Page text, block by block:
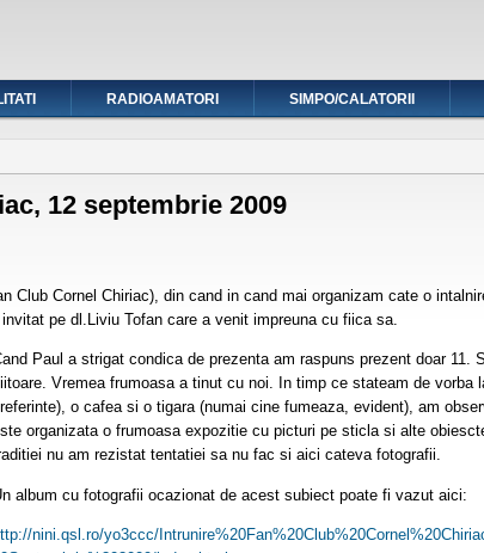
RADIOAMATORI SIMPO/CALATORII
12 septembrie 2009
Club Cornel Chiriac), din cand in cand mai organizam cate o
pe dl.Liviu Tofan care a venit impreuna cu fiica sa.
Paul a strigat condica de prezenta am raspuns prezent doar 11.
Vremea frumoasa a tinut cu noi. In timp ce stateam de vorba
o cafea si o tigara (numai cine fumeaza, evident), am
organizata o frumoasa expozitie cu picturi pe sticla si alte
nu am rezistat tentatiei sa nu fac si aici cateva fotografii.
album cu fotografii ocazionat de acest subiect poate fi vazut aici:
nini.qsl.ro/yo3ccc/ Intrunire%20Fan%20Club%